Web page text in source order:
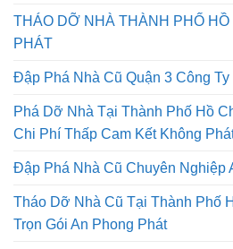
THÁO DỠ NHÀ THÀNH PHỐ
PHÁT
Đập Phá Nhà Cũ Quận 3 Công
Phá Dỡ Nhà Tại Thành Phố Hồ
Chi Phí Thấp Cam Kết Không
Đập Phá Nhà Cũ Chuyên Nghiệp
Tháo Dỡ Nhà Cũ Tại Thành Phố
Trọn Gói An Phong Phát